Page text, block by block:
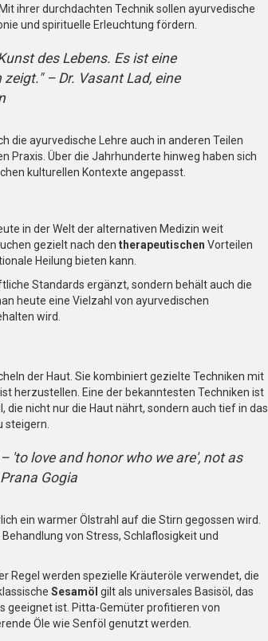
ihrer durchdachten Technik sollen ayurvedische
und spirituelle Erleuchtung fördern.
des Lebens. Es ist eine
– Dr. Vasant Lad, eine
die ayurvedische Lehre auch in anderen Teilen
Praxis. Über die Jahrhunderte hinweg haben sich
kulturellen Kontexte angepasst.
in der Welt der alternativen Medizin weit
gezielt nach den therapeutischen Vorteilen
Heilung bieten kann.
Standards ergänzt, sondern behält auch die
heute eine Vielzahl von ayurvedischen
wird.
der Haut. Sie kombiniert gezielte Techniken mit
herzustellen. Eine der bekanntesten Techniken ist
nicht nur die Haut nährt, sondern auch tief in das
'to love and honor who we are', not as
Gogia
ein warmer Ölstrahl auf die Stirn gegossen wird.
von Stress, Schlaflosigkeit und
Regel werden spezielle Kräuteröle verwendet, die
Sesamöl gilt als universales Basisöl, das
geeignet ist. Pitta-Gemüter profitieren von
Öle wie Senföl genutzt werden.